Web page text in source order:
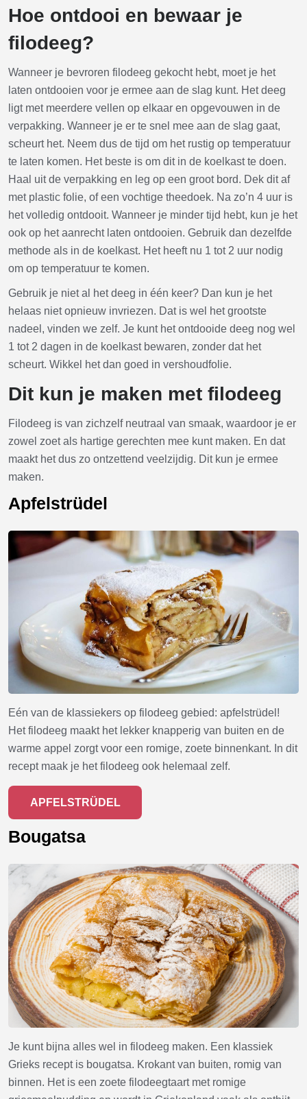
Hoe ontdooi en bewaar je
filodeeg?
Wanneer je bevroren filodeeg gekocht hebt, moet je het
laten ontdooien voor je ermee aan de slag kunt. Het deeg
ligt met meerdere vellen op elkaar en opgevouwen in de
verpakking. Wanneer je er te snel mee aan de slag gaat,
scheurt het. Neem dus de tijd om het rustig op temperatuur
te laten komen. Het beste is om dit in de koelkast te doen.
Haal uit de verpakking en leg op een groot bord. Dek dit af
met plastic folie, of een vochtige theedoek. Na zo’n 4 uur is
het volledig ontdooit. Wanneer je minder tijd hebt, kun je het
ook op het aanrecht laten ontdooien. Gebruik dan dezelfde
methode als in de koelkast. Het heeft nu 1 tot 2 uur nodig
om op temperatuur te komen.
Gebruik je niet al het deeg in één keer? Dan kun je het
helaas niet opnieuw invriezen. Dat is wel het grootste
nadeel, vinden we zelf. Je kunt het ontdooide deeg nog wel
1 tot 2 dagen in de koelkast bewaren, zonder dat het
scheurt. Wikkel het dan goed in vershoudfolie.
Dit kun je maken met filodeeg
Filodeeg is van zichzelf neutraal van smaak, waardoor je er
zowel zoet als hartige gerechten mee kunt maken. En dat
maakt het dus zo ontzettend veelzijdig. Dit kun je ermee
maken.
Apfelstrüdel
Eén van de klassiekers op filodeeg gebied: apfelstrüdel!
Het filodeeg maakt het lekker knapperig van buiten en de
warme appel zorgt voor een romige, zoete binnenkant. In dit
recept maak je het filodeeg ook helemaal zelf.
APFELSTRÜDEL
Bougatsa
Je kunt bijna alles wel in filodeeg maken. Een klassiek
Grieks recept is bougatsa. Krokant van buiten, romig van
binnen. Het is een zoete filodeegtaart met romige